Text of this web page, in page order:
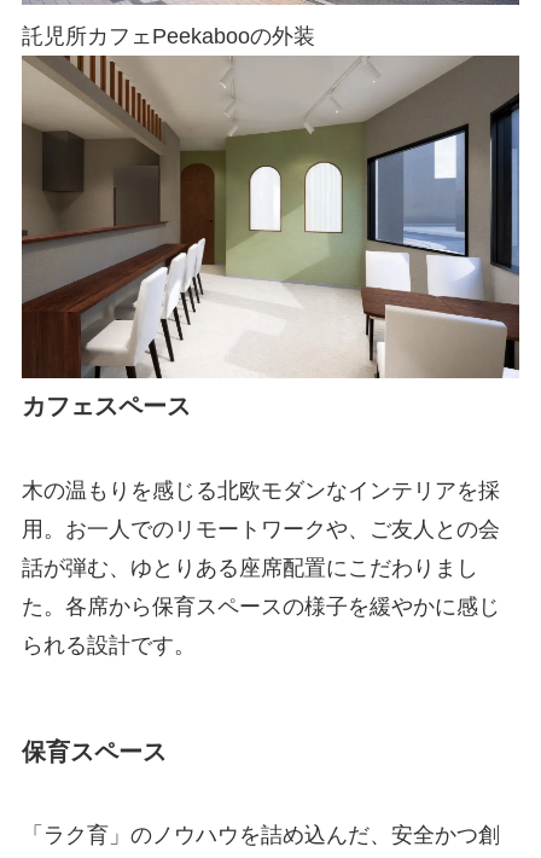
託児所カフェPeekabooの外装
カフェスペース
木の温もりを感じる北欧モダンなインテリアを採
用。お一人でのリモートワークや、ご友人との会
話が弾む、ゆとりある座席配置にこだわりまし
た。各席から保育スペースの様子を緩やかに感じ
られる設計です。
保育スペース
「ラク育」のノウハウを詰め込んだ、安全かつ創